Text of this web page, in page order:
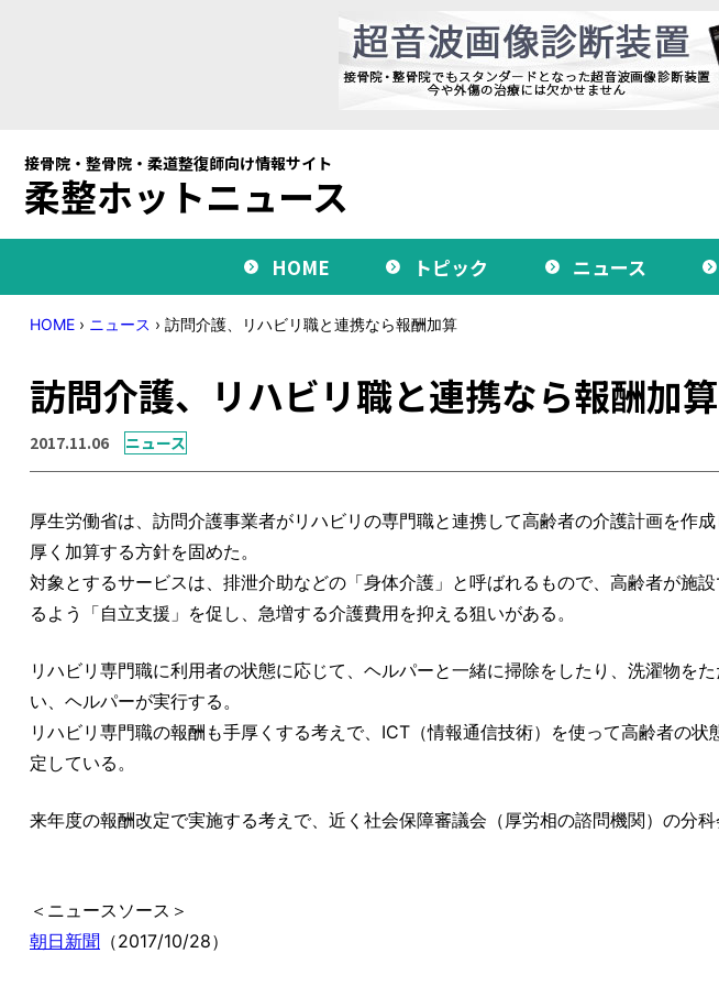
接骨院・整骨院・柔道整復師向け情報サイト
柔整ホットニュース
HOME トピック ニュース
HOME › ニュース › 訪問介護、リハビリ職と連携なら報酬加算
訪問介護、リハビリ職と連携なら報酬加算
2017.11.06 ニュース
厚生労働省は、訪問介護事業者がリハビリの専門職と連携して高齢者の介護計画を作
厚く加算する方針を固めた。
対象とするサービスは、排泄介助などの「身体介護」と呼ばれるもので、高齢者が施
るよう「自立支援」を促し、急増する介護費用を抑える狙いがある。
リハビリ専門職に利用者の状態に応じて、ヘルパーと一緒に掃除をしたり、洗濯物を
い、ヘルパーが実行する。
リハビリ専門職の報酬も手厚くする考えで、ICT（情報通信技術）を使って高齢者の
定している。
来年度の報酬改定で実施する考えで、近く社会保障審議会（厚労相の諮問機関）の分科
＜ニュースソース＞
朝日新聞 （2017/10/28）